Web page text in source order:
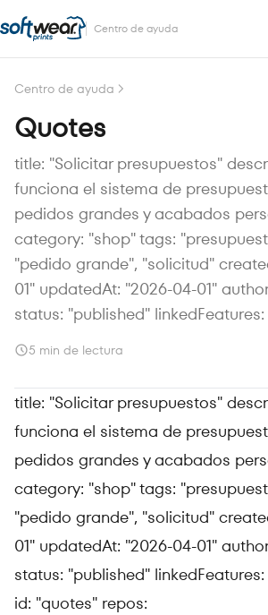
Centro de ayuda
Centro de ayuda
Quotes
title: "Solicitar presupuestos"
funciona el sistema de
pedidos grandes y acabados
category: "shop" tags:
"pedido grande", "solicitud"
01" updatedAt: "2026-04-01"
status: "published" linkedFeatures:
5 min de lectura
title: "Solicitar presupuestos"
funciona el sistema de
pedidos grandes y acabados
category: "shop" tags:
"pedido grande", "solicitud"
01" updatedAt: "2026-04-01"
status: "published" linkedFeatures:
id: "quotes" repos: